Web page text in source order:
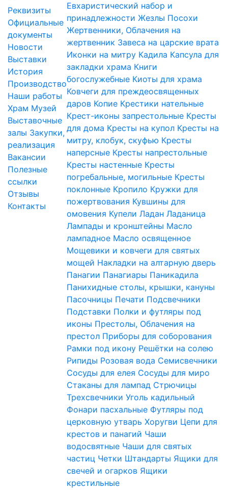
Реквизиты
Официальные
документы
Новости
Выставки
История
Производство
Наши работы
Храм Музей
Выставочные
залы Закупки,
реализация
Вакансии
Полезные
ссылки
Отзывы
Контакты
Евхаристический набор и
принадлежности Жезлы Посохи
Жертвенники, Облачения на
жертвенник Завеса на царские врата
Иконки на митру Кадила Капсула для
закладки храма Книги
богослужебные Киоты для храма
Ковчеги для преждеосвященных
даров Копие Крестики нательные
Крест-иконы запрестольные Кресты
для дома Кресты на купол Кресты на
митру, клобук, скуфью Кресты
наперсные Кресты напрестольные
Кресты настенные Кресты
погребальные, могильные Кресты
поклонные Кропило Кружки для
пожертвования Кувшины для
омовения Купели Ладан Ладаница
Лампады и кронштейны Масло
лампадное Масло освященное
Мощевики и ковчеги для святых
мощей Накладки на алтарную дверь
Панагии Панагиары Паникадила
Панихидные столы, крышки, кануны
Пасочницы Печати Подсвечники
Подставки Полки и футляры под
иконы Престолы, Облачения на
престол Приборы для соборования
Рамки под икону Решётки на солею
Рипиды Розовая вода Семисвечники
Сосуды для елея Сосуды для миро
Стаканы для лампад Стрючицы
Трехсвечники Уголь кадильный
Фонари пасхальные Футляры под
церковную утварь Хоругви Цепи для
крестов и панагий Чаши
водосвятные Чаши для святых
частиц Четки Штандарты Ящики для
свечей и огарков Ящики
крестильные